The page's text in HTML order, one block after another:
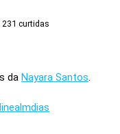
231 curtidas
da Nayara Santos.